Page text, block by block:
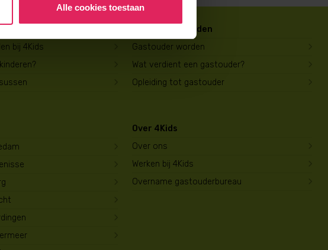
Alle cookies toestaan
bij 4Kids
Gastouder worden
Gastouder worden
Wat verdient een gastouder?
Opleiding tot gastouder
Over 4Kids
Over ons
Werken bij 4Kids
Overname gastouderbureau